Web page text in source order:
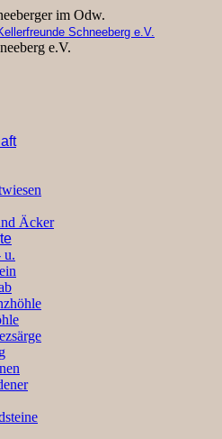
Schneeberg e.V.
Äcker
u.